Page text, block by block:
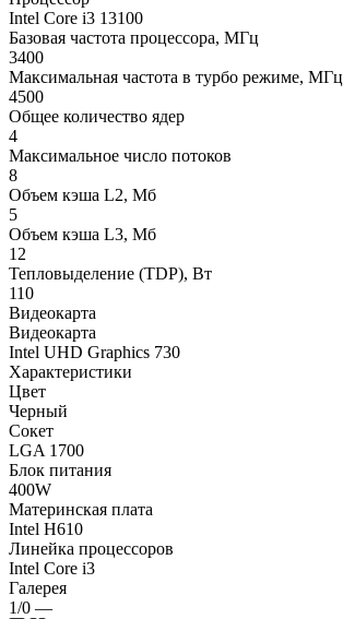
Intel Core i3 13100
Базовая частота процессора, МГц
3400
Максимальная частота в турбо режиме, МГц
4500
Общее количество ядер
4
Максимальное число потоков
8
Объем кэша L2, Мб
5
Объем кэша L3, Мб
12
Тепловыделение (TDP), Вт
110
Видеокарта
Видеокарта
Intel UHD Graphics 730
Характеристики
Цвет
Черный
Сокет
LGA 1700
Блок питания
400W
Материнская плата
Intel H610
Линейка процессоров
Intel Core i3
Галерея
1/0 —